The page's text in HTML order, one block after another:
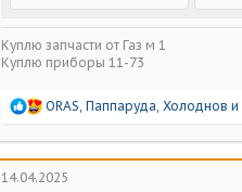
Куплю запчасти от Газ м 1
Куплю приборы 11-73
Р
а
к
ц
ORAS Паппаруда Холоднов и
14.04.2025